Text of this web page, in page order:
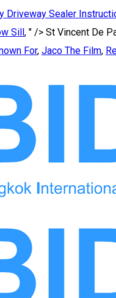
Driveway Sealer
Sill, " /> St Vincent De
For, Jaco The Film,